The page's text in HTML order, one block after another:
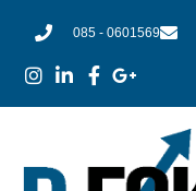
085 - 0601569